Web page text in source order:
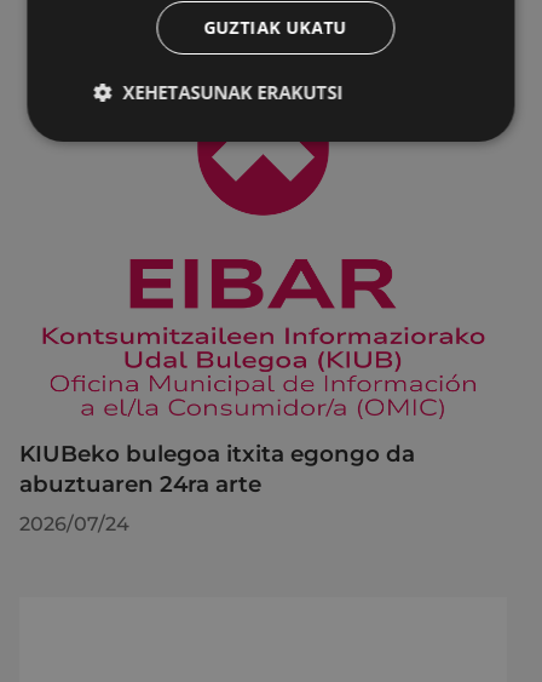
KIUBeko bulegoa itxita egongo da
abuztuaren 24ra arte
2026/07/24
GUZTIAK UKATU
XEHETASUNAK ERAKUTSI